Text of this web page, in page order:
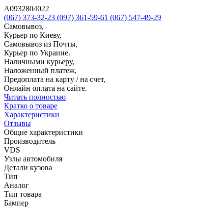
A0932804022
(067) 373-32-23 (097) 361-59-61 (067) 547-49-29
Самовывоз,
Курьер по Киеву,
Самовывоз из Почты,
Курьер по Украине.
Наличными курьеру,
Наложенный платеж,
Предоплата на карту / на счет,
Онлайн оплата на сайте.
Читать полностью
Кратко о товаре
Характеристики
Отзывы
Общие характеристики
Производитель
VDS
Узлы автомобиля
Детали кузова
Тип
Аналог
Тип товара
Бампер